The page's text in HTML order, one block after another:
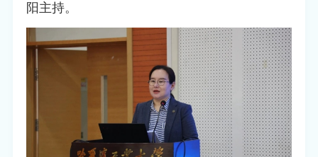
阳主持。